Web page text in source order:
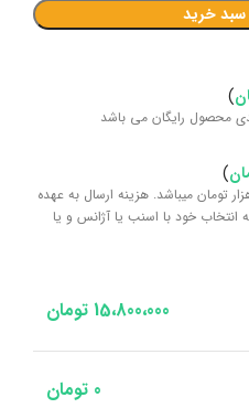
سبد خرید
)
محصول رایگان می باشد
)
بسته بندی هر دستگاه لوستر 50 هزار تومان میباشد. هزینه ارسال به عهده
خود با اسنب یا آژانس و یا
15،800،000 تومان
0 تومان